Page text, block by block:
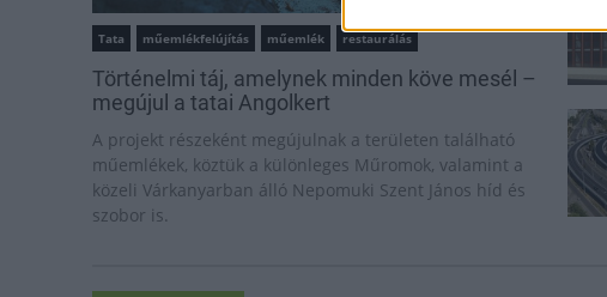
Tata műemlékfelújítás műemlék restaurálás
Történelmi táj, amelynek minden köve mesél –
megújul a tatai Angolkert
A projekt részeként megújulnak a területen található
műemlékek, köztük a különleges Műromok, valamint a
közeli Várkanyarban álló Nepomuki Szent János híd és
szobor is.